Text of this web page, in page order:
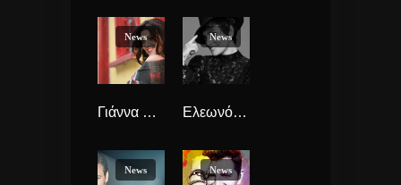
News
Γιάννα Φαφαλιού “Η Ζωή Είναι Ωραία” νέο single.
News
Ελεωνόρα Ζουγανέλη “Αν Σου Λείπω” νέο καλοκαιρινό τραγούδι.
News News